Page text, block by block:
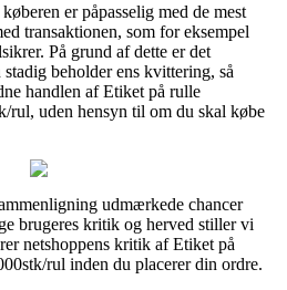
er påpasselig med de mest
transaktionen, som for eksempel
På grund af dette er det
beholder ens kvittering, så
handlen af Etiket på rulle
rul, uden hensyn til om du skal købe
udmærkede chancer
brugeres kritik og herved stiller vi
netshoppens kritik af Etiket på
rul inden du placerer din ordre.